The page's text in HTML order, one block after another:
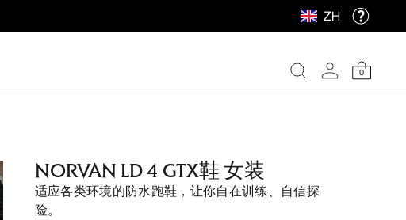
ZH
0
NORVAN LD 4 GTX鞋 女装
适应各类环境的防水跑鞋，让你自在训练、自信探
险。